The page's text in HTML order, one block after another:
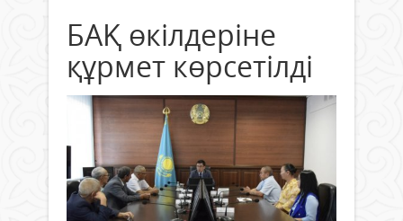
БАҚ өкілдеріне
құрмет көрсетілді